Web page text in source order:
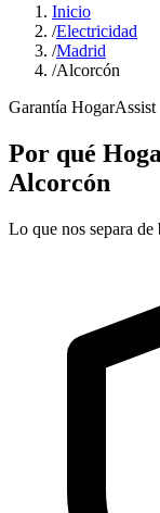
Inicio
/Electricidad
/Madrid
/Alcorcón
Garantía HogarAssist
Por qué
Alcorcón
Lo que nos separa